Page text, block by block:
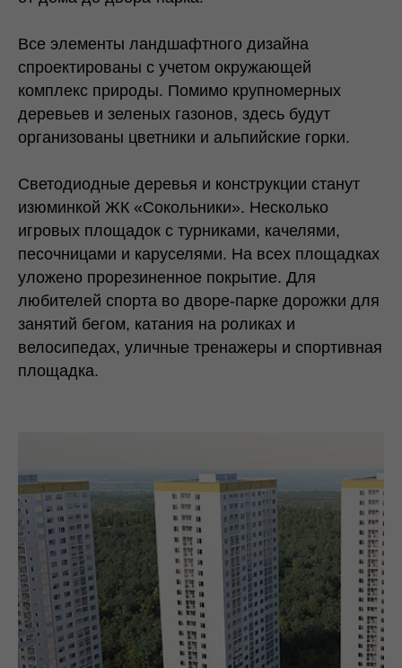
Все элементы ландшафтного дизайна
спроектированы с учетом окружающей
комплекс природы. Помимо крупномерных
деревьев и зеленых газонов, здесь будут
организованы цветники и альпийские горки.
Светодиодные деревья и конструкции станут
изюминкой ЖК «Сокольники». Несколько
игровых площадок с турниками, качелями,
песочницами и каруселями. На всех площадках
уложено прорезиненное покрытие. Для
любителей спорта во дворе-парке дорожки для
занятий бегом, катания на роликах и
велосипедах, уличные тренажеры и спортивная
площадка.